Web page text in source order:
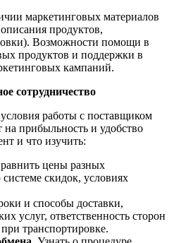
маркетинговых материалов
продуктов,
Возможности помощи в
продуктов и поддержки в
кампаний.
сотрудничество
работы с поставщиком
прибыльность и удобство
и что изучить:
цены разных
скидок, условиях
и способы доставки,
услуг, ответственность сторон
транспортировке.